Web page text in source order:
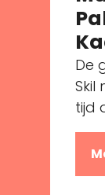
De
Skil
tijd